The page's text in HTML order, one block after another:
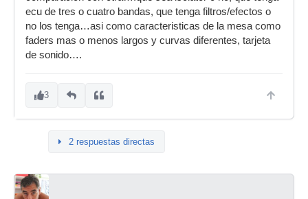
ecu de tres o cuatro bandas, que tenga filtros/efectos o
no los tenga…asi como caracteristicas de la mesa como
faders mas o menos largos y curvas diferentes, tarjeta
de sonido….
3
2 respuestas directas